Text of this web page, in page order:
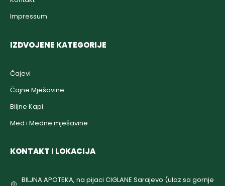
Impressum
IZDVOJENE KATEGORIJE
Čajevi
Čajne Mješavine
Biljne Kapi
Med i Medne mješavine
KONTAKT I LOKACIJA
BILJNA APOTEKA, na pijaci CIGLANE Sarajevo (ulaz sa gornje